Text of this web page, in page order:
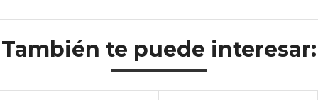
También te puede interesar: